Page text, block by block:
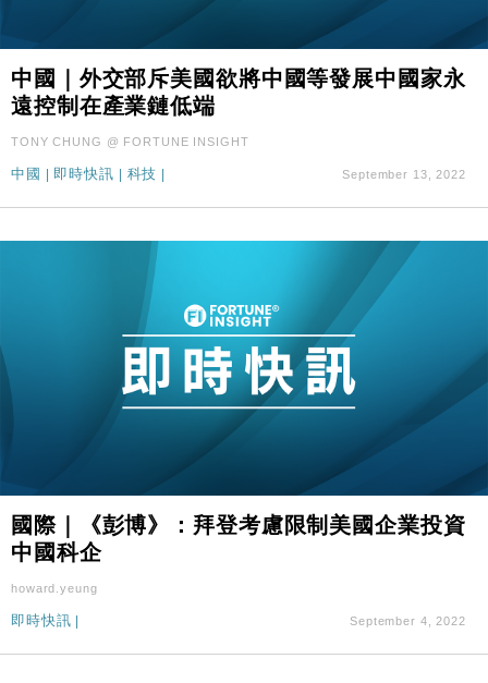
中國｜外交部斥美國欲將中國等發展中國家永
遠控制在產業鏈低端
TONY CHUNG @ FORTUNE INSIGHT
中國 即時快訊 科技 September 13, 2022
國際｜《彭博》：拜登考慮限制美國企業投資
中國科企
howard.yeung
即時快訊 September 4, 2022